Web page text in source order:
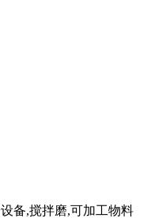
备,搅拌磨,可加工物料